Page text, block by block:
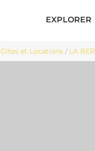
EXPLORER
Gîtes et Locations / LA